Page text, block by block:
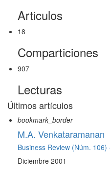
Articulos
18
Comparticiones
907
Lecturas
Últimos artículos
bookmark_border
M.A. Venkataramanan
Business Review (Núm. 106) ·
Diciembre 2001